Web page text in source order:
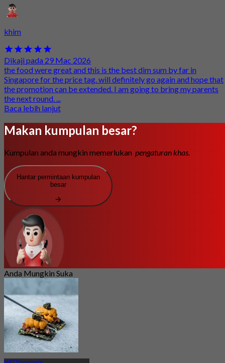
khim
Dikaji pada 29 Mac 2026
the food were great and this is the best dim sum by far in
Singapore for the price tag. will definitely go again and hope that
the promotion can be extended. I am going to bring my parents
the next round. ...
Baca lebih lanjut
Makan kumpulan besar?
Kumpulan anda mungkin memerlukan pengaturan khas.
Hantar permintaan kumpulan
besar
Anda Mungkin Suka
MRT Promenade